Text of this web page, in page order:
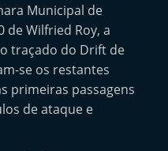
Municipal de
de Wilfried Roy, a
traçado do Drift de
se os restantes
primeiras passagens
de ataque e